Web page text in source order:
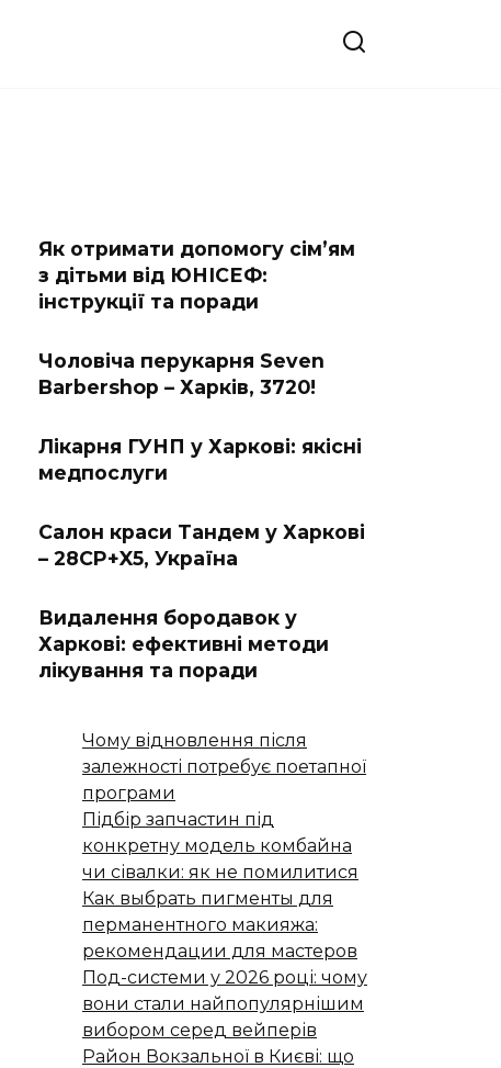
Як отримати допомогу сім’ям
з дітьми від ЮНІСЕФ:
інструкції та поради
Чоловіча перукарня Seven
Barbershop – Харків, 3720!
Лікарня ГУНП у Харкові: якісні
медпослуги
Салон краси Тандем у Харкові
– 28CP+X5, Україна
Видалення бородавок у
Харкові: ефективні методи
лікування та поради
Чому відновлення після
залежності потребує поетапної
програми
Підбір запчастин під
конкретну модель комбайна
чи сівалки: як не помилитися
Как выбрать пигменты для
перманентного макияжа:
рекомендации для мастеров
Под-системи у 2026 році: чому
вони стали найпопулярнішим
вибором серед вейперів
Район Вокзальної в Києві: що